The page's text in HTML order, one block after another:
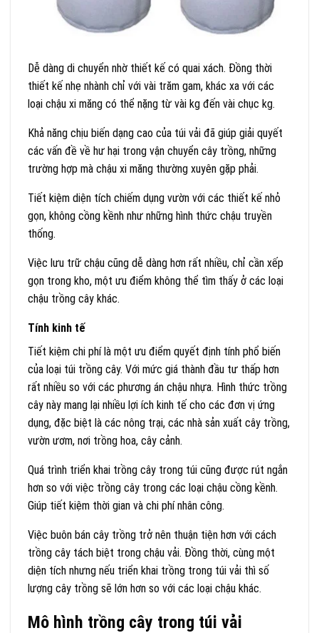
Dễ dàng di chuyển nhờ thiết kế có quai xách. Đồng thời
thiết kế nhẹ nhành chỉ với vài trăm gam, khác xa với các
loại chậu xi măng có thể nặng từ vài kg đến vài chục kg.
Khả năng chịu biến dạng cao của túi vải đã giúp giải quyết
các vấn đề về hư hại trong vận chuyển cây trồng, những
trường hợp mà chậu xi măng thường xuyên gặp phải.
Tiết kiệm diện tích chiếm dụng vườn với các thiết kế nhỏ
gọn, không cồng kềnh như những hình thức chậu truyền
thống.
Việc lưu trữ chậu cũng dễ dàng hơn rất nhiều, chỉ cần xếp
gọn trong kho, một ưu điểm không thể tìm thấy ở các loại
chậu trồng cây khác.
Tính kinh tế
Tiết kiệm chi phí là một ưu điểm quyết định tính phổ biến
của loại túi trồng cây. Với mức giá thành đầu tư thấp hơn
rất nhiều so với các phương án chậu nhựa. Hình thức trồng
cây này mang lại nhiều lợi ích kinh tế cho các đơn vị ứng
dụng, đặc biệt là các nông trại, các nhà sản xuất cây trồng,
vườn ươm, nơi trồng hoa, cây cảnh.
Quá trình triển khai trồng cây trong túi cũng được rút ngắn
hơn so với việc trồng cây trong các loại chậu cồng kềnh.
Giúp tiết kiệm thời gian và chi phí nhân công.
Việc buôn bán cây trồng trở nên thuận tiện hơn với cách
trồng cây tách biệt trong chậu vải. Đồng thời, cùng một
diện tích nhưng nếu triển khai trồng trong túi vải thì số
lượng cây trồng sẽ lớn hơn so với các loại chậu khác.
Mô hình trồng cây trong túi vải